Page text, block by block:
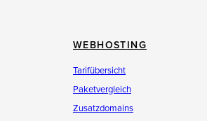
WEBHOSTING
Tarifübersicht
Paketvergleich
Zusatzdomains